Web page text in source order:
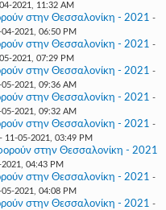
2021, 11:32 AM
στην Θεσσαλονίκη - 2021 -
2021, 06:50 PM
στην Θεσσαλονίκη - 2021 -
2021, 07:29 PM
στην Θεσσαλονίκη - 2021 -
2021, 09:36 AM
στην Θεσσαλονίκη - 2021 -
2021, 09:32 AM
στην Θεσσαλονίκη - 2021 -
11-05-2021, 03:49 PM
στην Θεσσαλονίκη - 2021
04:43 PM
στην Θεσσαλονίκη - 2021 -
2021, 04:08 PM
στην Θεσσαλονίκη - 2021 -